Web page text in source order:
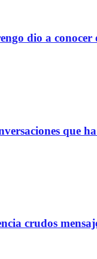
dio a conocer
que
crudos